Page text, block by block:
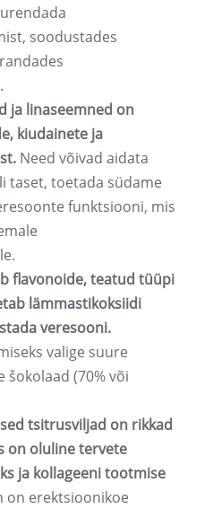
soodustades
ja linaseemned on
kiudainete ja
Need võivad aidata
taset, toetada südame
funktsiooni, mis
flavonoide, teatud tüüpi
lämmastikoksiidi
veresooni.
valige suure
šokolaad (70% või
tsitrusviljad on rikkad
on oluline tervete
ja kollageeni tootmise
on erektsioonikoe